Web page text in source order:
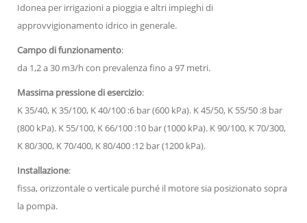
Idonea per irrigazioni a pioggia e altri impieghi di
approvvigionamento idrico in generale.
Campo di funzionamento:
da 1,2 a 30 m3/h con prevalenza fino a 97 metri.
Massima pressione di esercizio:
K 35/40, K 35/100, K 40/100 :6 bar (600 kPa). K 45/50, K 55/50 :8 bar
(800 kPa). K 55/100, K 66/100 :10 bar (1000 kPa). K 90/100, K 70/300,
K 80/300, K 70/400, K 80/400 :12 bar (1200 kPa).
Installazione:
fissa, orizzontale o verticale purché il motore sia posizionato sopra
la pompa.